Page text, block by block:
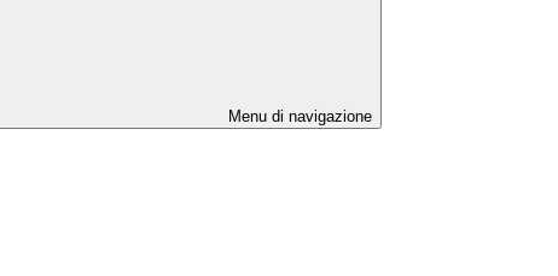
Menu di navigazione